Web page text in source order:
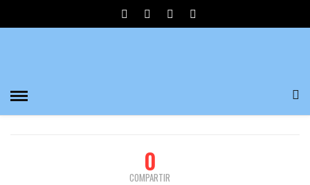
PUBLICADO EL 11/07/2021
0
COMPARTIR